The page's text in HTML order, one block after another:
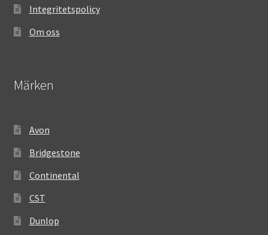
Integritetspolicy
Om oss
Märken
Avon
Bridgestone
Continental
CST
Dunlop